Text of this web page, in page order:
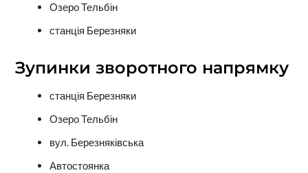
Озеро Тельбін
станція Березняки
Зупинки зворотного напрямку
станція Березняки
Озеро Тельбін
вул. Березняківська
Автостоянка